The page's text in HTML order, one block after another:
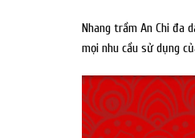
Nhang trầm An Chi đa
mọi nhu cầu sử dụng